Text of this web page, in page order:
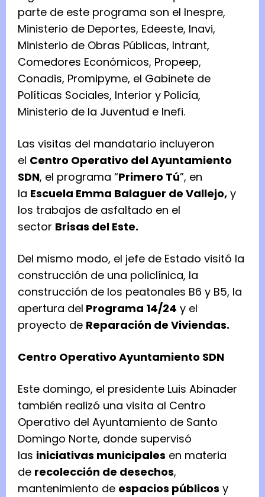
parte de este programa son el Inespre,
Ministerio de Deportes, Edeeste, Inavi,
Ministerio de Obras Públicas, Intrant,
Comedores Económicos, Propeep,
Conadis, Promipyme, el Gabinete de
Políticas Sociales, Interior y Policía,
Ministerio de la Juventud e Inefi.
Las visitas del mandatario incluyeron
el Centro Operativo del Ayuntamiento
SDN, el programa “Primero Tú”, en
la Escuela Emma Balaguer de Vallejo, y
los trabajos de asfaltado en el
sector Brisas del Este.
Del mismo modo, el jefe de Estado visitó la
construcción de una policlínica, la
construcción de los peatonales B6 y B5, la
apertura del Programa 14/24 y el
proyecto de Reparación de Viviendas.
Centro Operativo Ayuntamiento SDN
Este domingo, el presidente Luis Abinader
también realizó una visita al Centro
Operativo del Ayuntamiento de Santo
Domingo Norte, donde supervisó
las iniciativas municipales en materia
de recolección de desechos,
mantenimiento de espacios públicos y